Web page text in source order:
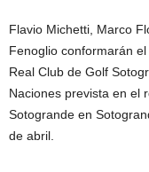
Flavio Michetti, Marco
Fenoglio conformarán
Real Club de Golf
Naciones prevista en el
Sotogrande en
de abril.